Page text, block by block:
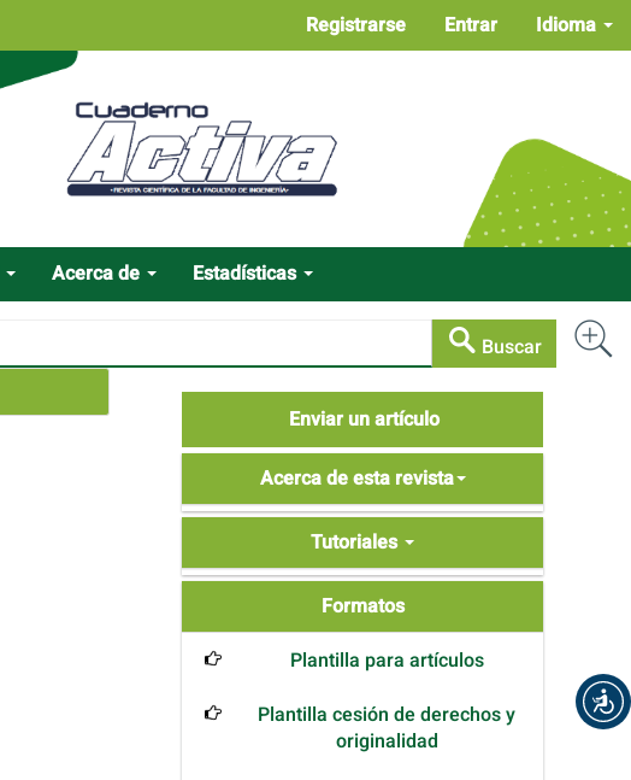
Idioma
Registrarse Entrar
Acerca de Estadísticas
Buscar
un
artículo
Enviar un artículo
Acerca de esta revista
Tutoriales
Formatos
Plantilla para artículos
Plantilla cesión de derechos y
originalidad